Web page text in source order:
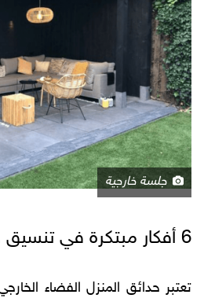
جلسة خارجية
6 أفكار مبتكرة في تنسيق حدائق المنزل
تعتبر حدائق المنزل الفضاء